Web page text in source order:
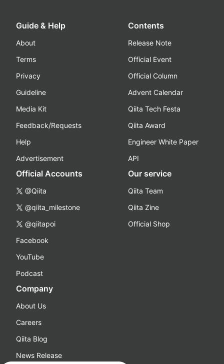
Guide & Help
About
Terms
Privacy
Guideline
Media Kit
Feedback/Requests
Help
Advertisement
Contents
Release Note
Official Event
Official Column
Advent Calendar
Qiita Tech Festa
Qiita Award
Engineer White Paper
API
Official Accounts
@Qiita
@qiita_milestone
@qiitapoi
Facebook
YouTube
Podcast
Our service
Qiita Team
Qiita Zine
Official Shop
Company
About Us
Careers
Qiita Blog
News Release